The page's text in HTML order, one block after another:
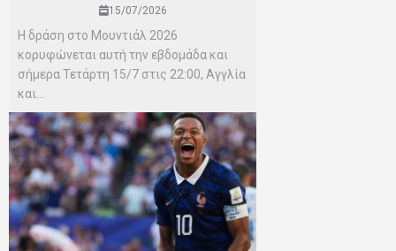
15/07/2026
Η δράση στο Μουντιάλ 2026
κορυφώνεται αυτή την εβδομάδα και
σήμερα Τετάρτη 15/7 στις 22:00, Αγγλία
και...